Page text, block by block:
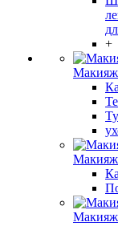
+
Макияж
Макияж
Макияж